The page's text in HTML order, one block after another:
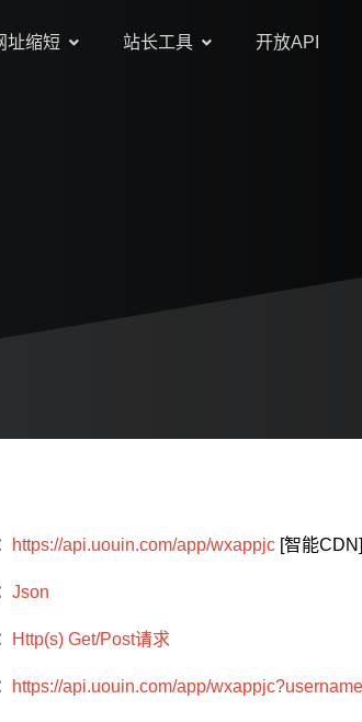
址缩短 站长工具 开放API
https://api.uouin.com/app/wxappjc
Json
Http(s) Get/Post请求
https://api.uouin.com/app/